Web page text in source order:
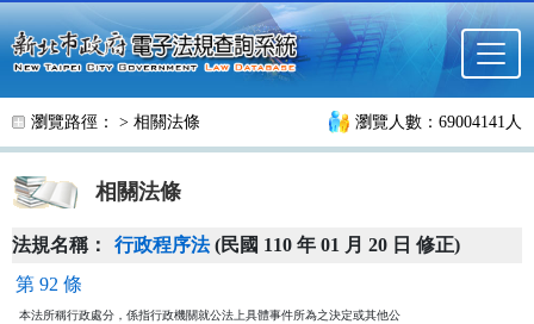
跳至主要內容
瀏覽路徑： > 相關法條 瀏覽人數：69004141人
相關法條
法規名稱： 行政程序法(民國 110 年 01 月 20 日 修正)
第 92 條
本法所稱行政處分，係指行政機關就公法上具體事件所為之決定或其他公